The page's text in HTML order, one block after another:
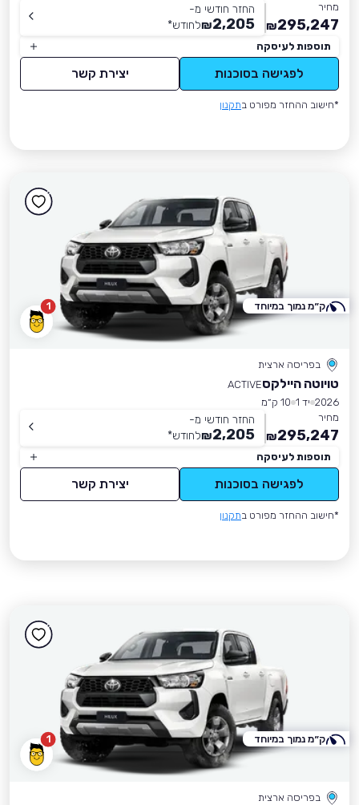
מחיר
295,247
₪
החזר חודשי מ-
2,205
₪לחודש*
תוספות לעיסקה
לפגישה בסוכנות יצירת קשר
*חישוב ההחזר מפורט בתקנון
1
בפריסה ארצית
טויוטה היילקסACTIVE
2026 יד 1
10 ק״מ
מחיר
295,247
₪
החזר חודשי מ-
2,205
₪לחודש*
תוספות לעיסקה
לפגישה בסוכנות יצירת קשר
*חישוב ההחזר מפורט בתקנון
ק״מ נמוך במיוחד
1
בפריסה ארצית
ק״מ נמוך במיוחד